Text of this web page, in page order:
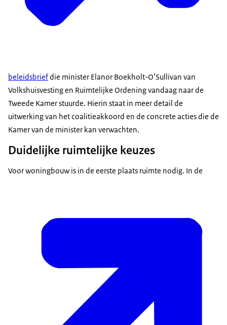
beleidsbriefdie minister Elanor Boekholt-O’Sullivan van
Volkshuisvesting en Ruimtelijke Ordening vandaag naar de
Tweede Kamer stuurde. Hierin staat in meer detail de
uitwerking van het coalitieakkoord en de concrete acties die de
Kamer van de minister kan verwachten.
Duidelijke ruimtelijke keuzes
Voor woningbouw is in de eerste plaats ruimte nodig. In de